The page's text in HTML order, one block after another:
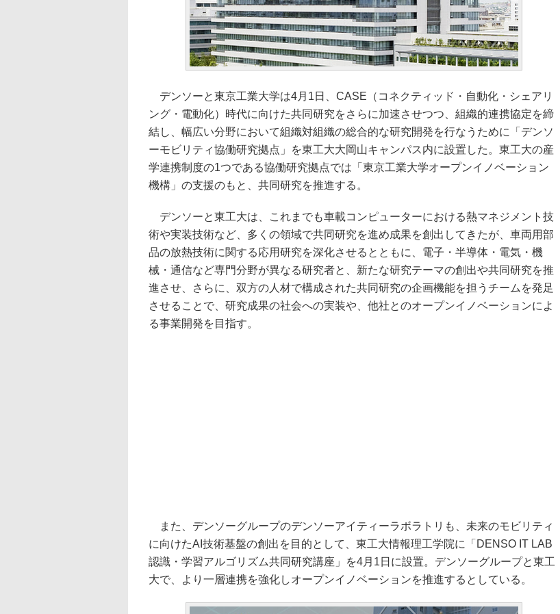
デンソーと東京工業大学は4月1日、CASE（コネクティッド・自動化・シェアリ
ング・電動化）時代に向けた共同研究をさらに加速させつつ、組織的連携協定を締
結し、幅広い分野において組織対組織の総合的な研究開発を行なうために「デンソ
ーモビリティ協働研究拠点」を東工大大岡山キャンパス内に設置した。東工大の産
学連携制度の1つである協働研究拠点では「東京工業大学オープンイノベーション
機構」の支援のもと、共同研究を推進する。
デンソーと東工大は、これまでも車載コンピューターにおける熱マネジメント技
術や実装技術など、多くの領域で共同研究を進め成果を創出してきたが、車両用部
品の放熱技術に関する応用研究を深化させるとともに、電子・半導体・電気・機
械・通信など専門分野が異なる研究者と、新たな研究テーマの創出や共同研究を推
進させ、さらに、双方の人材で構成された共同研究の企画機能を担うチームを発足
させることで、研究成果の社会への実装や、他社とのオープンイノベーションによ
る事業開発を目指す。
また、デンソーグループのデンソーアイティーラボラトリも、未来のモビリティ
に向けたAI技術基盤の創出を目的として、東工大情報理工学院に「DENSO IT LAB
認識・学習アルゴリズム共同研究講座」を4月1日に設置。デンソーグループと東工
大で、より一層連携を強化しオープンイノベーションを推進するとしている。